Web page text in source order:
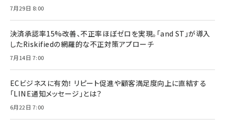
7月29日 8:00
決済承認率15%改善、不正率ほぼゼロを実現。「and ST」が導入
したRiskifiedの網羅的な不正対策アプローチ
7月14日 7:00
ECビジネスに有効！ リピート促進や顧客満足度向上に直結する
「LINE通知メッセージ」とは？
6月22日 7:00